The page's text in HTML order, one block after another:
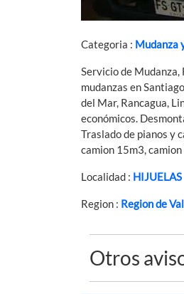
Categoria : Mudanza
Servicio de
mudanzas en
del Mar, Rancagua,
económicos.
Traslado de pianos y
camion 15m3,
Localidad : HIJUELAS
Region : Region de
Otros